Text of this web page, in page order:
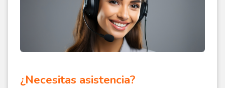
¿Necesitas asistencia?